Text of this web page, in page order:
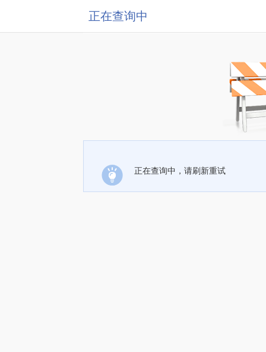
正在查询中
正在查询中，请刷新重试